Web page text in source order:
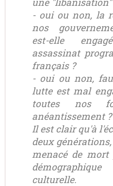
- oui ou non, la
nos
est-elle
assassinat
français ?
- oui ou non,
lutte est mal
toutes nos
anéantissement ?
Il est clair qu'à
deux
menacé de
culturelle.